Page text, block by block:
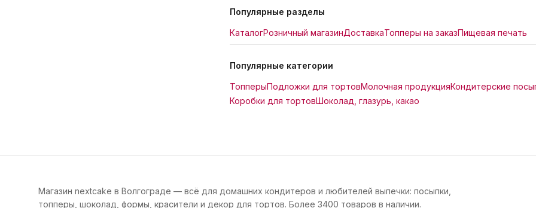
Популярные разделы
КаталогРозничный магазинДоставкаТопперы на заказПищевая печать
Популярные категории
ТопперыПодложки для тортовМолочная продукцияКондитерские
Коробки для тортовШоколад, глазурь, какао
Магазин nextcake в Волгограде — всё для домашних кондитеров и любителей выпечки: посыпки,
топперы, шоколад, формы, красители и декор для тортов. Более 3400 товаров в наличии.